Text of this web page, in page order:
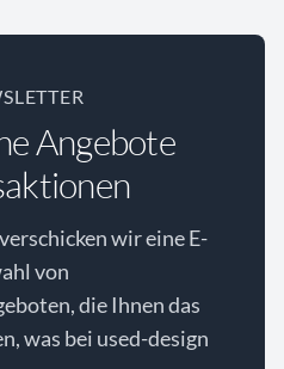
Angebote
wir eine E-
von
die Ihnen das
was bei used-design